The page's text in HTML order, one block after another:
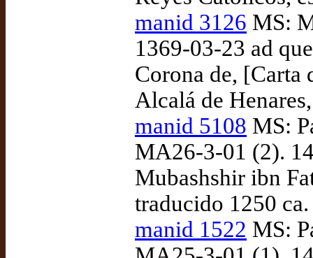
manid 3126 MS:
1369-03-23 ad
Corona de, [Carta
Alcalá de
manid 5108 MS:
MA26-3-01 (2).
Mubashshir ibn
traducido 1250 ca.
manid 1522 MS: